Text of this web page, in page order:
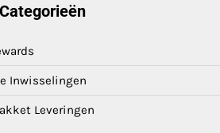
Categorieën
Inwisselingen
Leveringen